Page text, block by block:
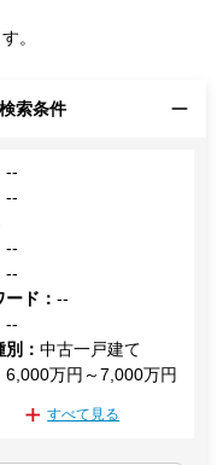
。
索条件
--
--
--
--
ード ：--
--
別 ：中古一戸建て
6,000万円～7,000万円
すべて見る